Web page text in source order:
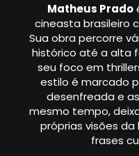
Matheus Prado
cineasta brasileiro
Sua obra percorre
histórico até a alta
seu foco em
estilo é marcado
desenfreada e
mesmo tempo,
próprias visões
frases